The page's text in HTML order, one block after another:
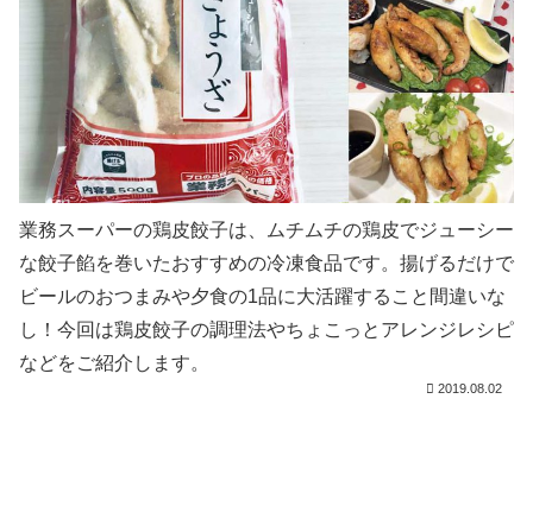
業務スーパーの鶏皮餃子は、ムチムチの鶏皮でジューシー
な餃子餡を巻いたおすすめの冷凍食品です。揚げるだけで
ビールのおつまみや夕食の1品に大活躍すること間違いな
し！今回は鶏皮餃子の調理法やちょこっとアレンジレシピ
などをご紹介します。
2019.08.02